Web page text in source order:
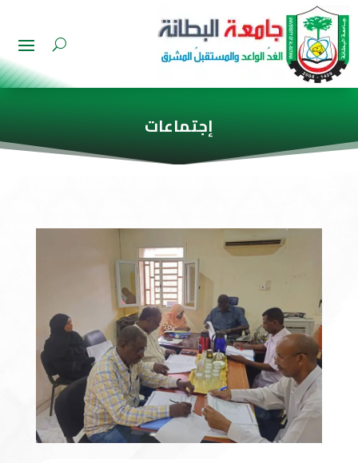
إجتماعات